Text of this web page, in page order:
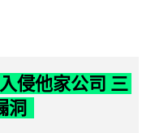
侵他家公司 三
洞